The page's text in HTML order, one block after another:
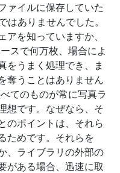
ァイルに保存していた
はありませんでした。
アを知っていますか、
スで何万枚、場合によ
をうまく処理でき、ま
奪うことはありません
てのものが常に写真ラ
想です。なぜなら、そ
のポイントは、それら
ためです。それらを
、ライブラリの外部の
がある場合、迅速に取